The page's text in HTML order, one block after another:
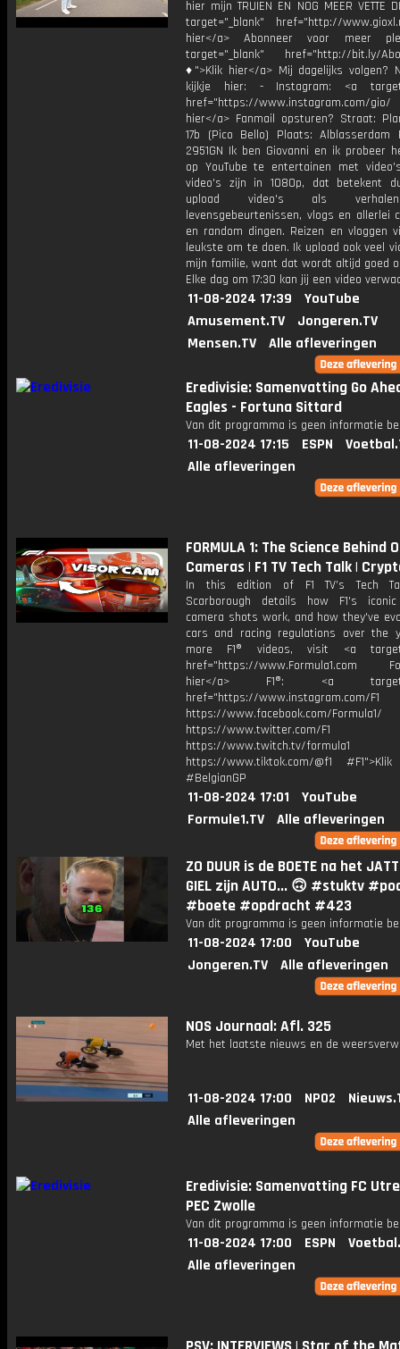
hier mijn TRUIEN EN NOG MEER VETTE
target="_blank" href="http://
hier</a> Abonneer voor meer
target="_blank" href="http://bit.ly/
♦">Klik hier</a> Mij dagelijks volgen?
kijkje hier: - Instagram: <a
href="https://www.instagram.com/
hier</a> Fanmail opsturen? Straat:
17b (Pico Bello) Plaats: Alblasserdam
2951GN Ik ben Giovanni en ik probeer
op YouTube te entertainen met
video's zijn in 1080p, dat betekent
upload video's als
levensgebeurtenissen, vlogs en allerlei
en random dingen. Reizen en vloggen
leukste om te doen. Ik upload ook veel
mijn familie, want dat wordt altijd goed
Elke dag om 17:30 kan jij een video
11-08-2024 17:39
YouTube
Amusement.TV
Jongeren.TV
Mensen.TV
Alle afleveringen
Eredivisie: Samenvatting Go
Eagles - Fortuna Sittard
Van dit programma is geen informatie
11-08-2024 17:15 ESPN
Alle afleveringen
FORMULA 1: The Science Behind
Cameras | F1 TV Tech Talk |
In this edition of F1 TV’s Tech
Scarborough details how F1's
camera shots work, and how they've
cars and racing regulations over the
more F1® videos, visit <a
href="https://www.Formula1.com
hier</a> F1®: <a
href="https://www.instagram.com/F1
https://www.facebook.com/Formula1/
https://www.twitter.com/F1
https://www.twitch.tv/formula1
https://www.tiktok.com/@f1
#BelgianGP
11-08-2024 17:01
YouTube
Formule1.TV
Alle afleveringen
ZO DUUR is de BOETE na het
GIEL zijn AUTO... 🙃 #stuktv
#boete #opdracht #423
Van dit programma is geen informatie
11-08-2024 17:00
YouTube
Jongeren.TV
Alle afleveringen
NOS Journaal: Afl. 325
Met het laatste nieuws en de
11-08-2024 17:00 NPO2
Alle afleveringen
Eredivisie: Samenvatting FC
PEC Zwolle
Van dit programma is geen informatie
11-08-2024 17:00 ESPN
Alle afleveringen